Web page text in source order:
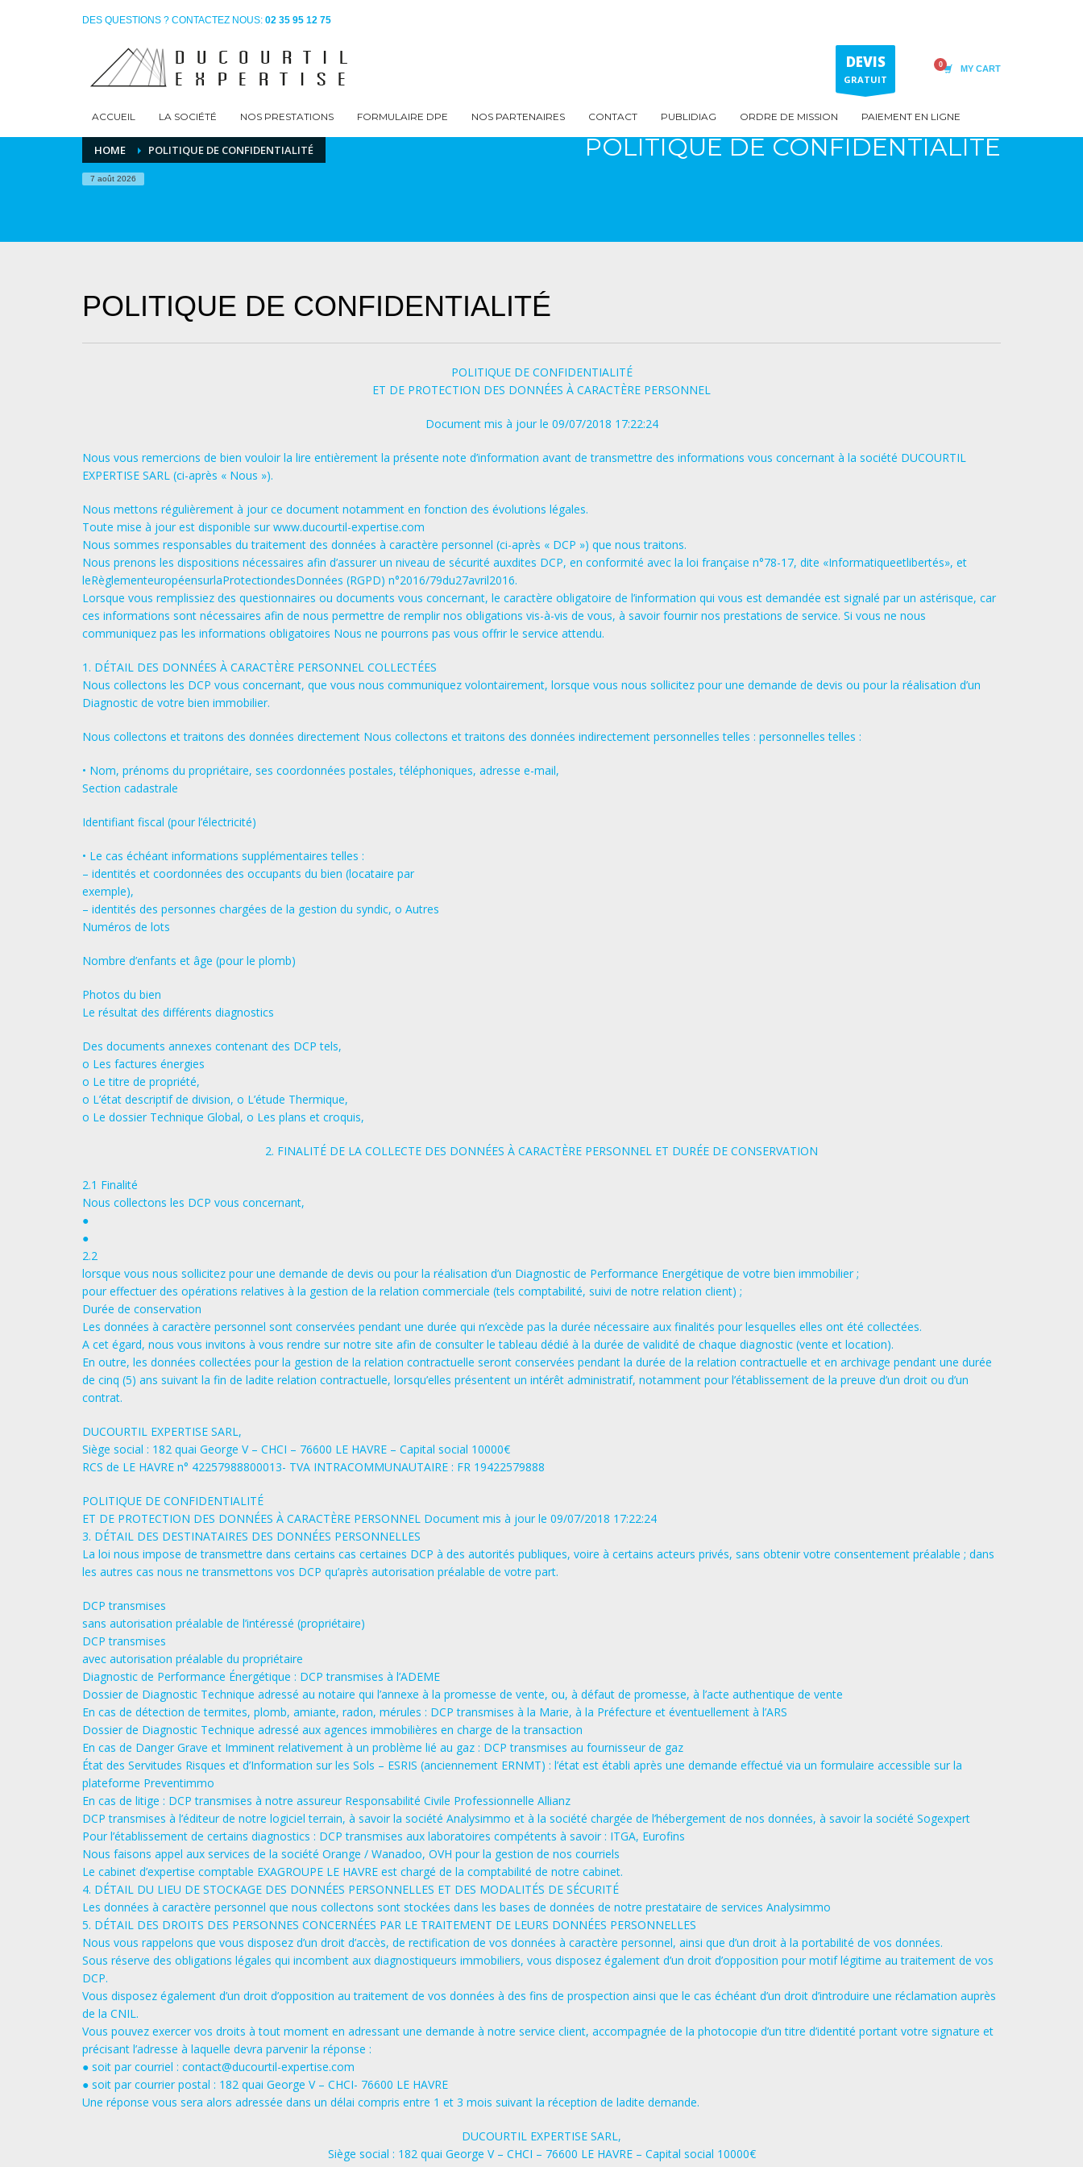
DES QUESTIONS ? CONTACTEZ NOUS: 02 35 95 12 75
DEVIS
GRATUIT
MY CART
ACCUEIL LA SOCIÉTÉ NOS PRESTATIONS FORMULAIRE DPE NOS PARTENAIRES CONTACT PUBLIDIAG ORDRE DE MISSION PAIEMENT EN LIGNE
HOME POLITIQUE DE CONFIDENTIALITÉ
7 août 2026
POLITIQUE DE CONFIDENTIALITÉ
POLITIQUE DE CONFIDENTIALITÉ
POLITIQUE DE CONFIDENTIALITÉ
ET DE PROTECTION DES DONNÉES À CARACTÈRE PERSONNEL
Document mis à jour le 09/07/2018 17:22:24
Nous vous remercions de bien vouloir la lire entièrement la présente note d’information avant de transmettre des informations vous concernant à la société DUCOURTIL
EXPERTISE SARL​ ​(ci-après « ​Nous​ »).
Nous mettons régulièrement à jour ce document notamment en fonction des évolutions légales.
Toute mise à jour est disponible sur www.ducourtil-expertise.com
Nous sommes responsables du traitement des données à caractère personnel (ci-après « ​DCP​ ») que nous traitons.
Nous prenons les dispositions nécessaires afin d’assurer un niveau de sécurité auxdites ​DCP​, en conformité avec la loi française n°78-17, dite «Informatiqueetlibertés»,​ et
leRèglementeuropéensurlaProtectiondesDonnées (​RGPD)​ n°2016/79du27avril2016.
Lorsque vous remplissiez des questionnaires ou documents vous concernant, le caractère obligatoire de l’information qui vous est demandée est signalé par un astérisque, car
ces informations sont nécessaires afin de nous permettre de remplir nos obligations vis-à-vis de vous, à savoir fournir nos prestations de service. Si vous ne nous
communiquez pas les informations obligatoires Nous ne pourrons pas vous offrir le service attendu.
1. DÉTAIL DES DONNÉES À CARACTÈRE PERSONNEL COLLECTÉES
Nous collectons les DCP vous concernant, que vous nous communiquez volontairement, lorsque vous nous sollicitez pour une demande de devis ou pour la réalisation d’un
Diagnostic de votre bien immobilier.
Nous collectons et traitons des données directement Nous collectons et traitons des données indirectement personnelles telles : personnelles telles :
• Nom, prénoms du propriétaire, ses coordonnées postales, téléphoniques, adresse e-mail,
Section cadastrale
Identifiant fiscal (pour l’électricité)
• Le cas échéant informations supplémentaires telles :
– identités et coordonnées des occupants du bien (locataire par
exemple),
– identités des personnes chargées de la gestion du syndic, o Autres
Numéros de lots
Nombre d’enfants et âge (pour le plomb)
Photos du bien
Le résultat des différents diagnostics
Des documents annexes contenant des DCP tels,
o Les factures énergies
o Le titre de propriété,
o L’état descriptif de division, o L’étude Thermique,
o Le dossier Technique Global, o Les plans et croquis,
2. FINALITÉ DE LA COLLECTE DES DONNÉES À CARACTÈRE PERSONNEL ET DURÉE DE CONSERVATION
2.1 Finalité
Nous collectons les DCP vous concernant,
●
●
2.2
lorsque vous nous sollicitez pour une demande de devis ou pour la réalisation d’un Diagnostic de Performance Energétique de votre bien immobilier ;
pour effectuer des opérations relatives à la gestion de la relation commerciale (tels comptabilité, suivi de notre relation client) ;
Durée de conservation
Les données à caractère personnel sont conservées pendant une durée qui n’excède pas la durée nécessaire aux finalités pour lesquelles elles ont été collectées.
A cet égard, nous vous invitons à vous rendre sur notre site afin de consulter le tableau dédié à la durée de validité de chaque diagnostic (vente et location).
En outre, les données collectées pour la gestion de la relation contractuelle seront conservées pendant la durée de la relation contractuelle et en archivage pendant une durée
de cinq (5) ans suivant la fin de ladite relation contractuelle, lorsqu’elles présentent un intérêt administratif, notamment pour l’établissement de la preuve d’un droit ou d’un
contrat.
DUCOURTIL EXPERTISE SARL,
Siège social : 182 quai George V – CHCI – 76600 LE HAVRE – Capital social 10000€
RCS de LE HAVRE n° 42257988800013- TVA INTRACOMMUNAUTAIRE : FR 19422579888
POLITIQUE DE CONFIDENTIALITÉ
ET DE PROTECTION DES DONNÉES À CARACTÈRE PERSONNEL Document mis à jour le 09/07/2018 17:22:24
3. DÉTAIL DES DESTINATAIRES DES DONNÉES PERSONNELLES
La loi nous impose de transmettre dans certains cas certaines DCP à des autorités publiques, voire à certains acteurs privés, sans obtenir votre consentement préalable ; dans
les autres cas nous ne transmettons vos DCP qu’après autorisation préalable de votre part.
DCP transmises
sans autorisation préalable de l’intéressé (propriétaire)
DCP transmises
avec autorisation préalable du propriétaire
D​iagnostic de ​P​erformance ​É​nergétique : DCP transmises à l’ADEME
Dossier de Diagnostic Technique​ ​adressé au notaire qui l’annexe à la promesse de vente, ou, à défaut de promesse, à l’acte authentique de vente
En cas de détection de termites, plomb, amiante, radon, mérules : DCP transmises à la Marie, à la Préfecture et éventuellement à l’ARS
Dossier de Diagnostic Technique​ ​adressé aux agences immobilières en charge de la transaction
En cas de Danger Grave et Imminent relativement à un problème lié au gaz : DCP transmises au fournisseur de gaz
État des Servitudes Risques et d’Information sur les Sols – ESRIS (anciennement ERNMT) : l’état est établi après une demande effectué via un formulaire accessible sur la
plateforme Preventimmo
En cas de litige : DCP transmises à notre assureur Responsabilité C​ivile ​P​rofessionnelle Allianz
DCP transmises à l’éditeur de notre logiciel terrain, à savoir la société Analysimmo et à la société chargée de l’hébergement de nos données, à savoir la société Sogexpert
Pour l’établissement de certains diagnostics : DCP transmises aux laboratoires compétents à savoir : ITGA, Eurofins
Nous faisons appel aux services de la société Orange / Wanadoo, OVH pour la gestion de nos courriels
Le cabinet d’expertise comptable EXAGROUPE LE HAVRE est chargé de la comptabilité de notre cabinet.
4. DÉTAIL DU LIEU DE STOCKAGE DES DONNÉES PERSONNELLES ET DES MODALITÉS DE SÉCURITÉ
Les données à caractère personnel que nous collectons sont stockées dans les bases de données de notre prestataire de services Analysimmo
5. DÉTAIL DES DROITS DES PERSONNES CONCERNÉES PAR LE TRAITEMENT DE LEURS DONNÉES PERSONNELLES
Nous vous rappelons que vous disposez d’un droit d’accès, de rectification de vos données à caractère personnel, ainsi que d’un droit à la portabilité de vos données.
Sous réserve des obligations légales qui incombent aux diagnostiqueurs immobiliers, vous disposez également d’un droit d’opposition pour motif légitime au traitement de vos
DCP.
Vous disposez également d’un droit d’opposition au traitement de vos données à des fins de prospection ainsi que le cas échéant d’un droit d’introduire une réclamation auprès
de la CNIL.
Vous pouvez exercer vos droits à tout moment en adressant une demande à notre service client, accompagnée de la photocopie d’un titre d’identité portant votre signature et
précisant l’adresse à laquelle devra parvenir la réponse :
● soit par courriel : contact@ducourtil-expertise.com
● soit par courrier postal : 182 quai George V – CHCI- 76600 LE HAVRE
Une réponse vous sera alors adressée dans un délai compris entre 1 et 3 mois suivant la réception de ladite demande.
DUCOURTIL EXPERTISE SARL,
Siège social : 182 quai George V – CHCI – 76600 LE HAVRE – Capital social 10000€